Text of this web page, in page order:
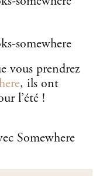
vous prendrez
, ils ont
l’été !
Somewhere